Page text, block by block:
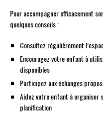
Pour accompagner efficacement
quelques conseils :
Consultez régulièrement
Encouragez votre enfant à
disponibles
Participez aux échanges
Aidez votre enfant à organiser
planification